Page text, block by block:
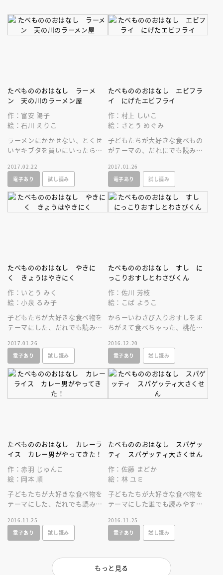
たべもののおはなし ラーメ
ン 天の川のラーメン屋
作：富安 陽子
絵：石川 えりこ
ラーメンにかかせない、とくせ
いヤキブタを買いにいったら、
られて？さいごの一てきまでお
いしい物語。
2017.02.22
電子あり
試し読み
たべもののおはなし エビフラ
イ にげたエビフライ
作：村上 しいこ
絵：さとう めぐみ
子どもたちが大好きな食べもの
がテーマの、だれにでも読みや
いなくなったエビフライをさが
しだすお話。
2017.01.26
電子あり
試し読み
たべもののおはなし やきに
く きょうはやきにく
作：いとう みく
絵：小泉 るみ子
子どもたちが大好きな食べ物を
テーマにした、だれでも読みや
焼き肉を、もっとおいしく食べ
るには？
2017.01.26
電子あり
試し読み
たべもののおはなし すし に
っこりおすしとわさびくん
作：佐川 芳枝
絵：こば ようこ
からーいわさび入りおすしをま
ちがえて食べちゃった、桃花ち
たちの会話が聞こえるようにな
ったんです！
2016.12.20
電子あり
試し読み
たべもののおはなし カレーラ
イス カレー男がやってきた！
作：赤羽 じゅんこ
絵：岡本 順
子どもたちが大好きな食べ物を
テーマにした、だれでも読みや
レー男をうならせるカレーをつ
くれるか！？
2016.11.25
電子あり
試し読み
たべもののおはなし スパゲッ
ティ スパゲッティ大さくせん
作：佐藤 まどか
絵：林 ユミ
子どもたちが大好きな食べ物を
テーマにした誰でも読みやすい
理にはじめて挑戦する、ちょっ
と不思議な話
2016.11.25
電子あり
試し読み
もっと見る